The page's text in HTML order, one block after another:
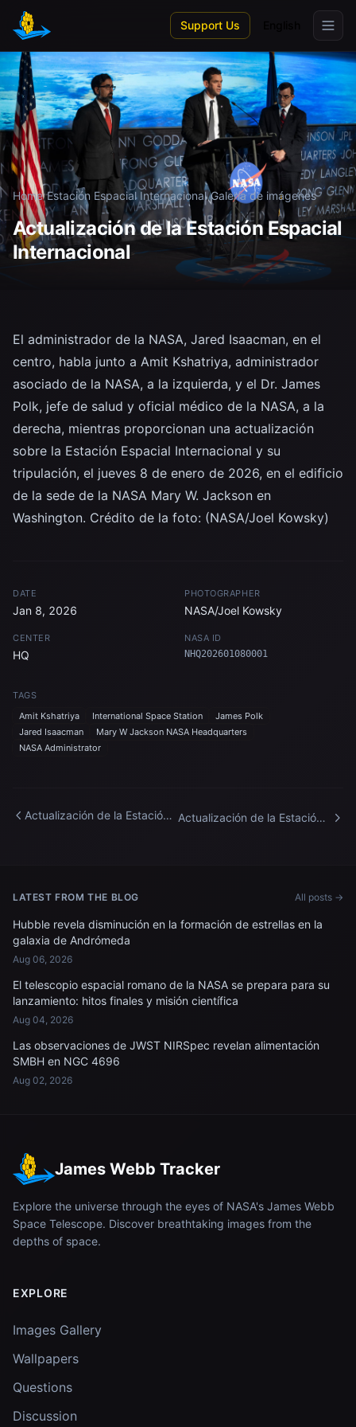
Skip to main content
Support Us
Home/Estación Espacial Internacional/Galería de imágenes
Actualización de la Estación Espacial
Internacional
El administrador de la NASA, Jared Isaacman, en el
centro, habla junto a Amit Kshatriya, administrador
asociado de la NASA, a la izquierda, y el Dr. James
Polk, jefe de salud y oficial médico de la NASA, a la
derecha, mientras proporcionan una actualización
sobre la Estación Espacial Internacional y su
tripulación, el jueves 8 de enero de 2026, en el edificio
de la sede de la NASA Mary W. Jackson en
Washington. Crédito de la foto: (NASA/Joel Kowsky)
DATE
Jan 8, 2026
PHOTOGRAPHER
NASA/Joel Kowsky
CENTER
HQ
NASA ID
NHQ202601080001
TAGS
Amit Kshatriya
International Space Station
James Polk
Jared Isaacman
Mary W Jackson NASA Headquarters
NASA Administrator
Actualización de la Estación
Actualización de la Estación
LATEST FROM THE BLOG All posts →
Hubble revela disminución en la formación de estrellas en la
galaxia de Andrómeda
Aug 06, 2026
El telescopio espacial romano de la NASA se prepara para su
lanzamiento: hitos finales y misión científica
Aug 04, 2026
Las observaciones de JWST NIRSpec revelan alimentación
SMBH en NGC 4696
Aug 02, 2026
James Webb Tracker
Explore the universe through the eyes of NASA's James Webb
Space Telescope. Discover breathtaking images from the
depths of space.
EXPLORE
Images Gallery
Wallpapers
Questions
Discussion